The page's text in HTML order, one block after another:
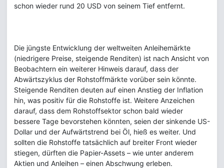
schon wieder rund 20 USD von seinem Tief entfernt.
Die jüngste Entwicklung der weltweiten Anleihemärkte
(niedrigere Preise, steigende Renditen) ist nach Ansicht von
Beobachtern ein weiterer Hinweis darauf, dass der
Abwärtszyklus der Rohstoffmärkte vorüber sein könnte.
Steigende Renditen deuten auf einen Anstieg der Inflation
hin, was positiv für die Rohstoffe ist. Weitere Anzeichen
darauf, dass dem Rohstoffsektor schon bald wieder
bessere Tage bevorstehen könnten, seien der sinkende US-
Dollar und der Aufwärtstrend bei Öl, hieß es weiter. Und
sollten die Rohstoffe tatsächlich auf breiter Front wieder
stiegen, dürften die Papier-Assets – wie unter anderem
Aktien und Anleihen – einen Abschwung erleben.